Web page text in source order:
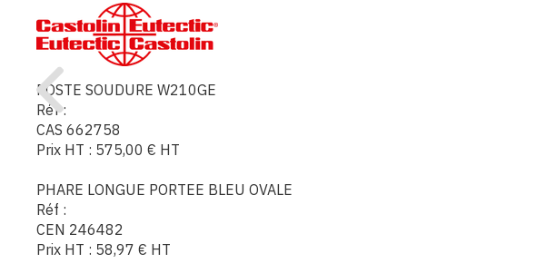
POSTE SOUDURE W210GE
Réf :
CAS 662758
Prix HT : 575,00 € HT
PHARE LONGUE PORTEE BLEU OVALE
Réf :
CEN 246482
Prix HT : 58,97 € HT